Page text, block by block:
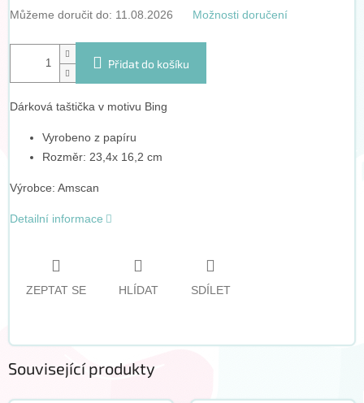
Můžeme doručit do: 11.08.2026 Možnosti doručení
Přidat do košíku
Dárková taštička v motivu Bing
Vyrobeno z papíru
Rozměr: 23,4x 16,2 cm
Výrobce: Amscan
Detailní informace
ZEPTAT SE HLÍDAT SDÍLET
Související produkty